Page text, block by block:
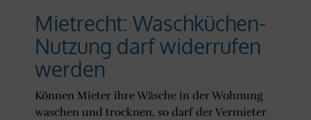
Mietrecht: Waschküchen-
Nutzung darf widerrufen
werden
Können Mieter ihre Wäsche in der Wohnung
waschen und trocknen, so darf der Vermieter